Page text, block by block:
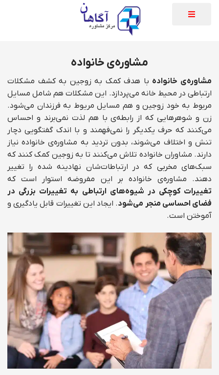
مشاوره‌ی خانواده
مشاوره‌ی خانواده با هدف کمک به زوجین به کشف مشکلات
ارتباطی در محیط خانه می‌پردازد. این مشکلات هم شامل مسایل
مربوط به خود زوجین و هم مسایل مریوط به فرزندان می‌شود.
زن و شوهرهایی که از رابطه‌‌ی با هم لذت نمی‌برند و احساس
می‌کنند که حرف یکدیگر را نمی‌فهمند و با اندک گفتگویی دچار
تنش و اختلاف می‌شوند، بدون تردید به مشاوره‌ی خانواده نیاز
دارند. مشاوران خانواده تلاش می‌کنند تا به زوجین کمک کنند که
سبک‌های مخربی که در ارتباطات‌شان نهادینه شده را تغییر
دهند. مشاوره‌ی خانواده بر این مفروضه استوار است که
تغییرات کوچکی در شیوه‌های ارتباطی به تغییرات بزرگی در
فضای احساسی منجر می‌شود. ایجاد این تغییرات قابل یادگیری و
آموختن است.